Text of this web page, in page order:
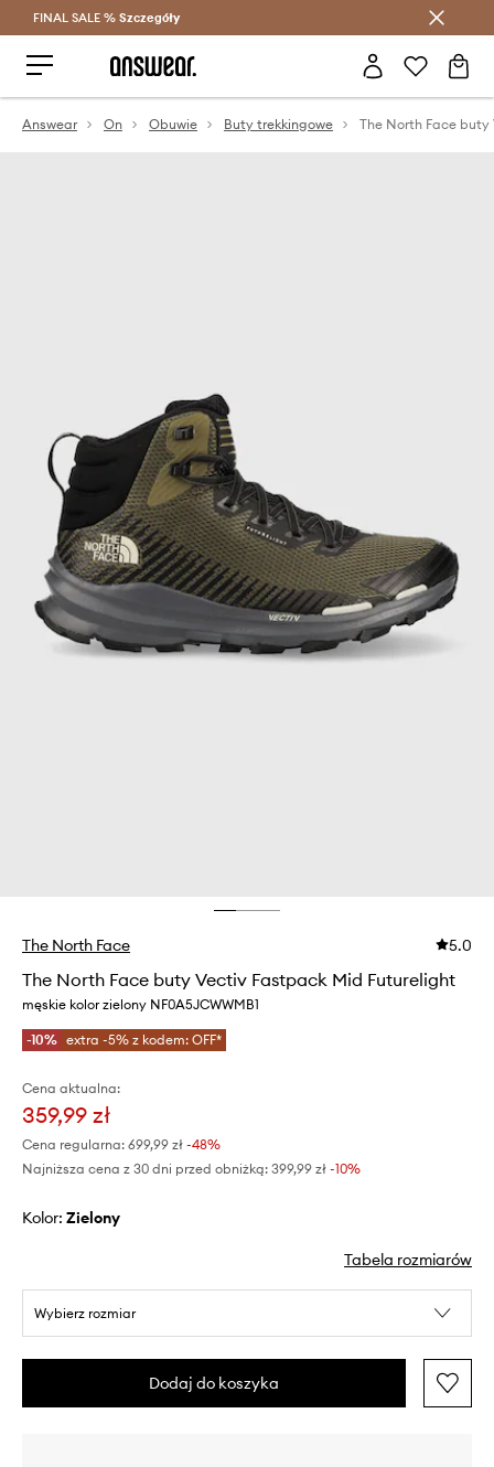
Oszczędzaj z Answear Club >
FINAL SALE % Szczegóły
Answear On Obuwie Buty trekkingowe
The North Face 5.0
The North Face buty Vectiv Fastpack Mid Futurelight
męskie kolor zielony NF0A5JCWWMB1
-10% extra -5% z kodem: OFF*
Cena aktualna:
359,99 zł
Cena regularna: 699,99 zł -48%
Najniższa cena z 30 dni przed obniżką: 399,99 zł -10%
Kolor: zielony
Tabela rozmiarów
Wybierz rozmiar
Dodaj do koszyka